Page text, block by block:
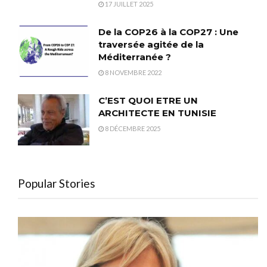
17 JUILLET 2025
De la COP26 à la COP27 : Une
traversée agitée de la
Méditerranée ?
8 NOVEMBRE 2022
C’EST QUOI ETRE UN
ARCHITECTE EN TUNISIE
8 DÉCEMBRE 2025
Popular Stories